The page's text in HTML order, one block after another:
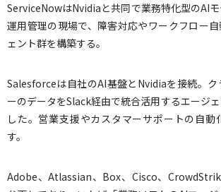
ServiceNowはNvidiaと共同で業務特化型のAI
運用管理の現場で、障害対応やワークフロー
ェント群を構築する。
Salesforceは自社のAI基盤とNvidiaを接続。
ーのデータをSlack経由で統合活用するエージ
した。営業支援やカスタマーサポートの自動
す。
Adobe、Atlassian、Box、Cisco、